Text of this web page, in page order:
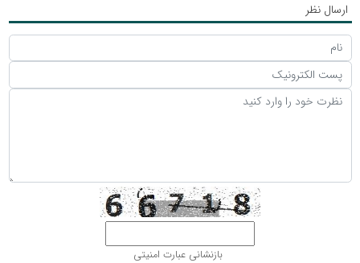
ارسال نظر
بازنشانی عبارت امنیتی